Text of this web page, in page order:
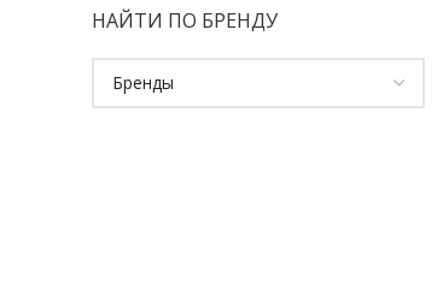
НАЙТИ ПО БРЕНДУ